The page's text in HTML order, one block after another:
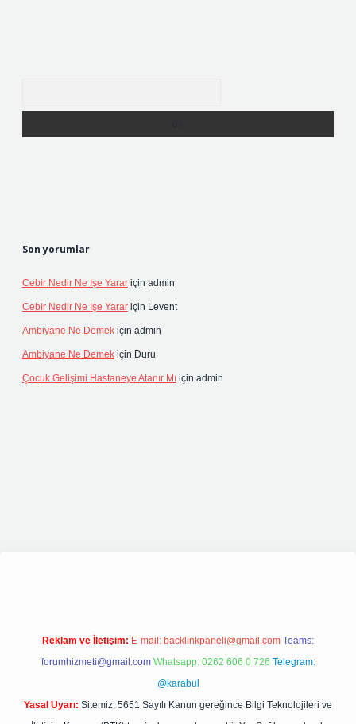
Son yorumlar
Cebir Nedir Ne Işe Yarar için admin
Cebir Nedir Ne Işe Yarar için Levent
Ambiyane Ne Demek için admin
Ambiyane Ne Demek için Duru
Çocuk Gelişimi Hastaneye Atanır Mı için admin
Reklam ve İletişim: E-mail: backlinkpaneli@gmail.com Teams:
forumhizmeti@gmail.com Whatsapp: 0262 606 0 726 Telegram:
@karabul
Yasal Uyarı: Sitemiz, 5651 Sayılı Kanun gereğince Bilgi Teknolojileri ve